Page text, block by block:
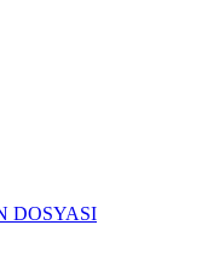
DOSYASI